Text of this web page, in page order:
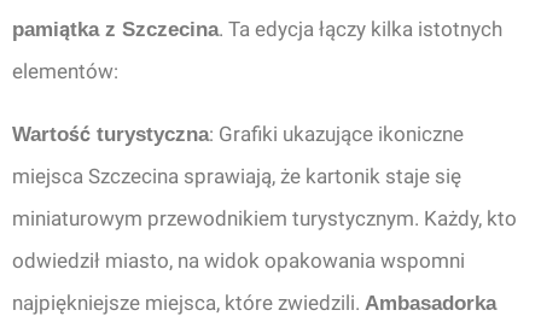
pamiątka z Szczecina. Ta edycja łączy kilka istotnych
elementów:
Wartość turystyczna: Grafiki ukazujące ikoniczne
miejsca Szczecina sprawiają, że kartonik staje się
miniaturowym przewodnikiem turystycznym. Każdy, kto
odwiedził miasto, na widok opakowania wspomni
najpiękniejsze miejsca, które zwiedzili. Ambasadorka